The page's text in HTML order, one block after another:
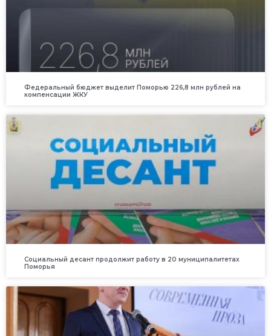
Федеральный бюджет выделит Поморью 226,8 млн рублей на
компенсации ЖКУ
Социальный десант продолжит работу в 20 муниципалитетах
Поморья